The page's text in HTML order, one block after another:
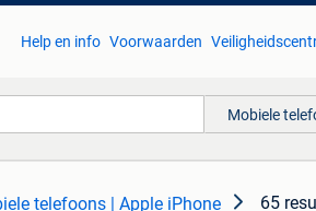
Help en info Voorwaarden
Mobiele
telefoons | Apple iPhone 65